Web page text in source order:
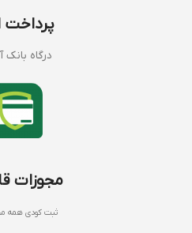
پرداخت
درگاه بانک
مجوزات
ثبت کودی همه